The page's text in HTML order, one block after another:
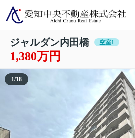
ジャルダン内田橋 空室1
1,380万円
1/18